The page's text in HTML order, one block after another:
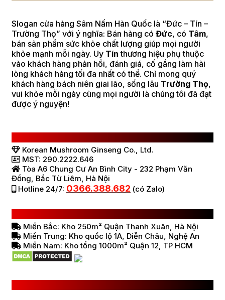
Slogan cửa hàng Sâm Nấm Hàn Quốc là “Đức – Tín –
Trường Thọ” với ý nghĩa: Bán hàng có Đức, có Tâm,
bán sản phẩm sức khỏe chất lượng giúp mọi người
khỏe mạnh mỗi ngày. Uy Tín thương hiệu phụ thuộc
vào khách hàng phản hồi, đánh giá, cố gắng làm hài
lòng khách hàng tối đa nhất có thể. Chỉ mong quý
khách hàng bách niên giai lão, sống lâu Trường Thọ,
vui khỏe mỗi ngày cùng mọi người là chúng tôi đã đạt
được ý nguyện!
Korean Mushroom Ginseng Co., Ltd.
MST: 290.2222.646
Tòa A6 Chung Cư An Bình City - 232 Phạm Văn
Đồng, Bắc Từ Liêm, Hà Nội
Hotline 24/7: 0366.388.682 (có Zalo)
Miền Bắc: Kho 250m² Quận Thanh Xuân, Hà Nội
Miền Trung: Kho quốc lộ 1A, Diễn Châu, Nghệ An
Miền Nam: Kho tổng 1000m² Quận 12, TP HCM